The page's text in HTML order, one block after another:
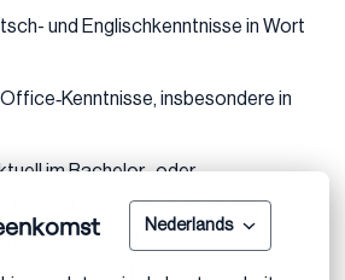
Nederlands
und Englischkenntnisse in Wort
insbesondere in
im Bachelor- oder
an einer renommierten Hochschule,
Schwerpunkt Finance,
oder einem